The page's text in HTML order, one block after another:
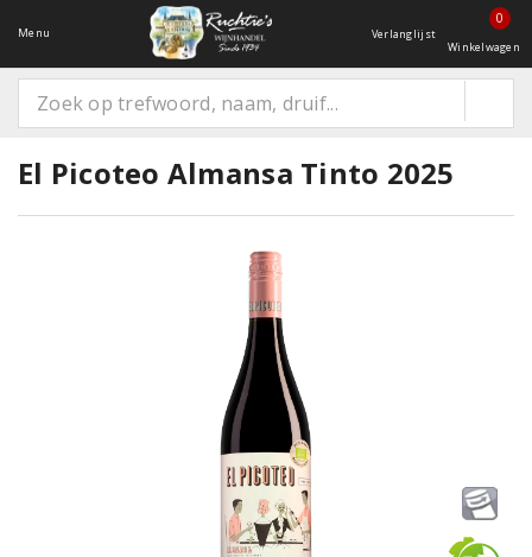
Menu Verlanglijst
0
Winkelwagen
El Picoteo Almansa Tinto 2025